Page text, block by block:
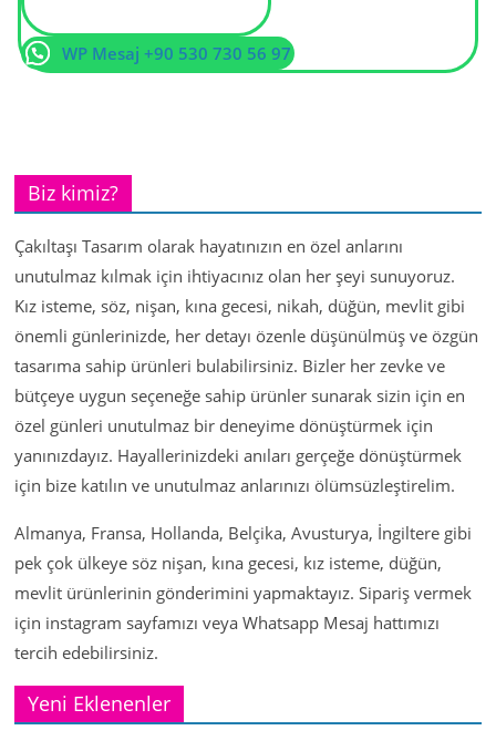
WP Mesaj +90 530 730 56 97
Biz kimiz?
Çakıltaşı Tasarım olarak hayatınızın en özel anlarını
unutulmaz kılmak için ihtiyacınız olan her şeyi sunuyoruz.
Kız isteme, söz, nişan, kına gecesi, nikah, düğün, mevlit gibi
önemli günlerinizde, her detayı özenle düşünülmüş ve özgün
tasarıma sahip ürünleri bulabilirsiniz. Bizler her zevke ve
bütçeye uygun seçeneğe sahip ürünler sunarak sizin için en
özel günleri unutulmaz bir deneyime dönüştürmek için
yanınızdayız. Hayallerinizdeki anıları gerçeğe dönüştürmek
için bize katılın ve unutulmaz anlarınızı ölümsüzleştirelim.
Almanya, Fransa, Hollanda, Belçika, Avusturya, İngiltere gibi
pek çok ülkeye söz nişan, kına gecesi, kız isteme, düğün,
mevlit ürünlerinin gönderimini yapmaktayız. Sipariş vermek
için instagram sayfamızı veya Whatsapp Mesaj hattımızı
tercih edebilirsiniz.
Yeni Eklenenler